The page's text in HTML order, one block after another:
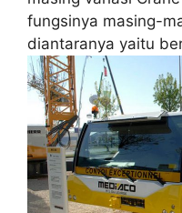
fungsinya masing-
diantaranya yaitu